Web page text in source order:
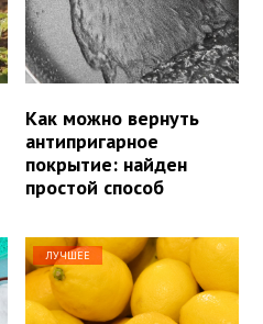
Как можно вернуть
антипригарное
покрытие: найден
простой способ
ЛУЧШЕЕ